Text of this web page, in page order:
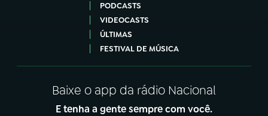
PODCASTS
VIDEOCASTS
ÚLTIMAS
FESTIVAL DE MÚSICA
Baixe o app da rádio Nacional
E tenha a gente sempre com você.